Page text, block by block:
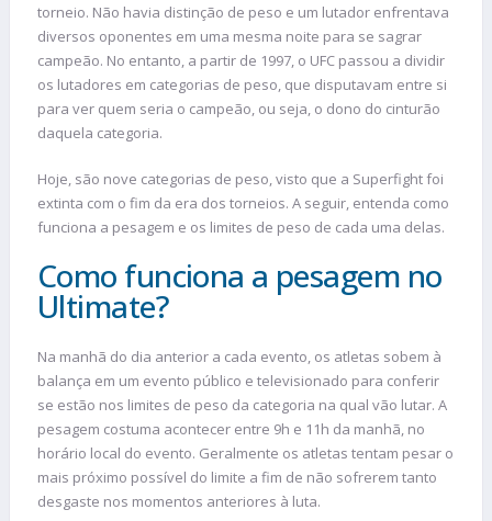
torneio. Não havia distinção de peso e um lutador enfrentava
diversos oponentes em uma mesma noite para se sagrar
campeão. No entanto, a partir de 1997, o UFC passou a dividir
os lutadores em categorias de peso, que disputavam entre si
para ver quem seria o campeão, ou seja, o dono do cinturão
daquela categoria.
Hoje, são nove categorias de peso, visto que a Superfight foi
extinta com o fim da era dos torneios. A seguir, entenda como
funciona a pesagem e os limites de peso de cada uma delas.
Como funciona a pesagem no
Ultimate?
Na manhã do dia anterior a cada evento, os atletas sobem à
balança em um evento público e televisionado para conferir
se estão nos limites de peso da categoria na qual vão lutar. A
pesagem costuma acontecer entre 9h e 11h da manhã, no
horário local do evento. Geralmente os atletas tentam pesar o
mais próximo possível do limite a fim de não sofrerem tanto
desgaste nos momentos anteriores à luta.